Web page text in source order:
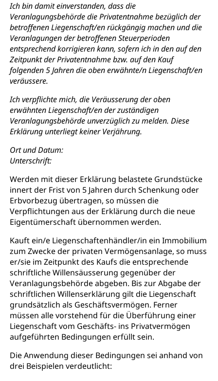
Ich bin damit einverstanden, dass die
Veranlagungsbehörde die Privatentnahme bezüglich der
betroffenen Liegenschaft/en rückgängig machen und die
Veranlagungen der betroffenen Steuerperioden
entsprechend korrigieren kann, sofern ich in den auf den
Zeitpunkt der Privatentnahme bzw. auf den Kauf
folgenden 5 Jahren die oben erwähnte/n Liegenschaft/en
veräussere.
Ich verpflichte mich, die Veräusserung der oben
erwähnten Liegenschaft/en der zuständigen
Veranlagungsbehörde unverzüglich zu melden. Diese
Erklärung unterliegt keiner Verjährung.
Ort und Datum:
Unterschrift:
Werden mit dieser Erklärung belastete Grundstücke
innert der Frist von 5 Jahren durch Schenkung oder
Erbvorbezug übertragen, so müssen die
Verpflichtungen aus der Erklärung durch die neue
Eigentümerschaft übernommen werden.
Kauft ein/e Liegenschaftenhändler/in ein Immobilium
zum Zwecke der privaten Vermögensanlage, so muss
er/sie im Zeitpunkt des Kaufs die entsprechende
schriftliche Willensäusserung gegenüber der
Veranlagungsbehörde abgeben. Bis zur Abgabe der
schriftlichen Willenserklärung gilt die Liegenschaft
grundsätzlich als Geschäftsvermögen. Ferner
müssen alle vorstehend für die Überführung einer
Liegenschaft vom Geschäfts- ins Privatvermögen
aufgeführten Bedingungen erfüllt sein.
Die Anwendung dieser Bedingungen sei anhand von
drei Beispielen verdeutlicht: